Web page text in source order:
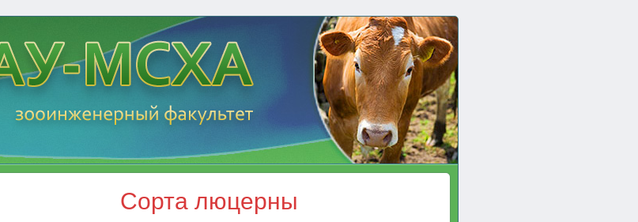
Сорта люцерны